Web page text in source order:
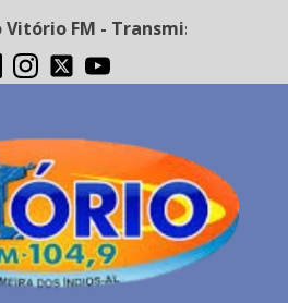
FM - Transmissão ao vivo